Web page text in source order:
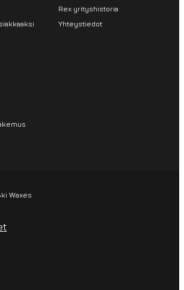
Rex yrityshistoria
Yhteystiedot
Waxes